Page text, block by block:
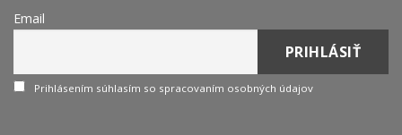
Email
Prihlásením súhlasím so spracovaním osobných údajov